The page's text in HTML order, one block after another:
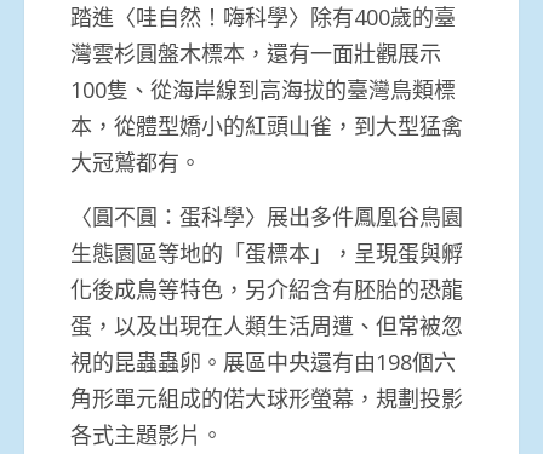
踏進〈哇自然！嗨科學〉除有400歲的臺
灣雲杉圓盤木標本，還有一面壯觀展示
100隻、從海岸線到高海拔的臺灣鳥類標
本，從體型嬌小的紅頭山雀，到大型猛禽
大冠鷲都有。
〈圓不圓：蛋科學〉展出多件鳳凰谷鳥園
生態園區等地的「蛋標本」，呈現蛋與孵
化後成鳥等特色，另介紹含有胚胎的恐龍
蛋，以及出現在人類生活周遭、但常被忽
視的昆蟲蟲卵。展區中央還有由198個六
角形單元組成的偌大球形螢幕，規劃投影
各式主題影片。